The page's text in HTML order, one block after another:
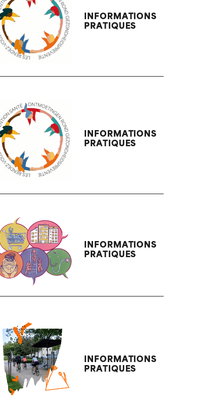
INFORMATIONS
PRATIQUES
INFORMATIONS
PRATIQUES
INFORMATIONS
PRATIQUES
INFORMATIONS
PRATIQUES